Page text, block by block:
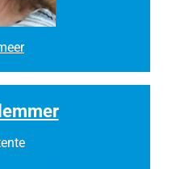
M
n
q
u
e